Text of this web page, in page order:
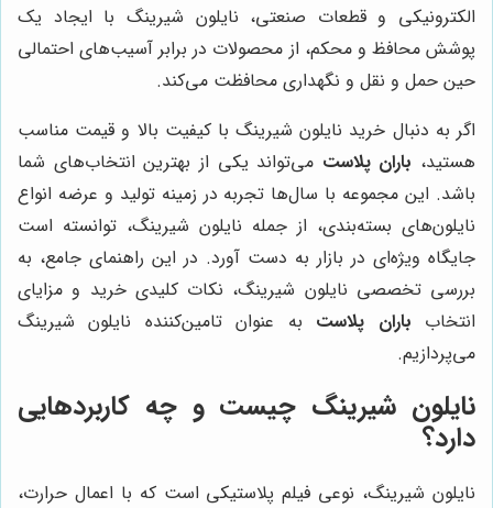
الکترونیکی و قطعات صنعتی، نایلون شیرینگ با ایجاد یک
پوشش محافظ و محکم، از محصولات در برابر آسیب‌های احتمالی
حین حمل و نقل و نگهداری محافظت می‌کند.
اگر به دنبال خرید نایلون شیرینگ با کیفیت بالا و قیمت مناسب
هستید، باران پلاست می‌تواند یکی از بهترین انتخاب‌های شما
باشد. این مجموعه با سال‌ها تجربه در زمینه تولید و عرضه انواع
نایلون‌های بسته‌بندی، از جمله نایلون شیرینگ، توانسته است
جایگاه ویژه‌ای در بازار به دست آورد. در این راهنمای جامع، به
بررسی تخصصی نایلون شیرینگ، نکات کلیدی خرید و مزایای
انتخاب باران پلاست به عنوان تامین‌کننده نایلون شیرینگ
می‌پردازیم.
نایلون شیرینگ چیست و چه کاربردهایی
دارد؟
نایلون شیرینگ، نوعی فیلم پلاستیکی است که با اعمال حرارت،